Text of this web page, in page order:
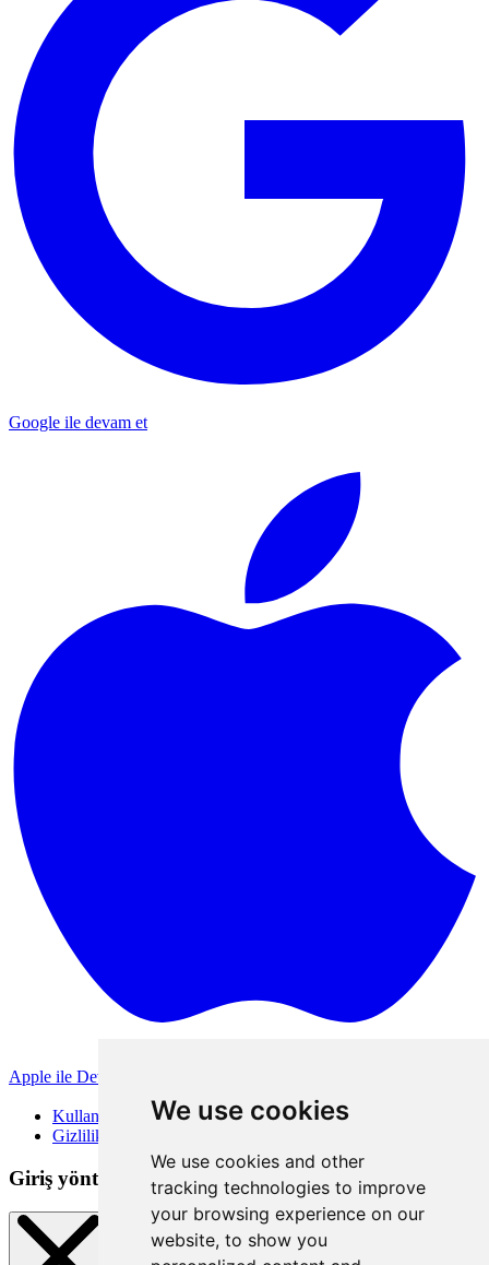
We use cookies
We use cookies and other
tracking technologies to improve
your browsing experience on our
website, to show you
Google ile devam et
Apple ile Devam Et
Kullanım Koşulları
Gizlilik Politikası
Giriş yöntemleri